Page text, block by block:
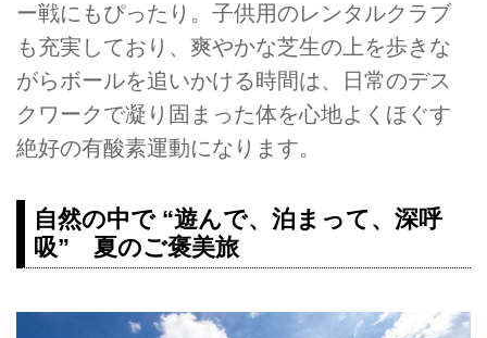
ー戦にもぴったり。子供用のレンタルクラブ
も充実しており、爽やかな芝生の上を歩きな
がらボールを追いかける時間は、日常のデス
クワークで凝り固まった体を心地よくほぐす
絶好の有酸素運動になります。
自然の中で “遊んで、泊まって、深呼
吸” 夏のご褒美旅